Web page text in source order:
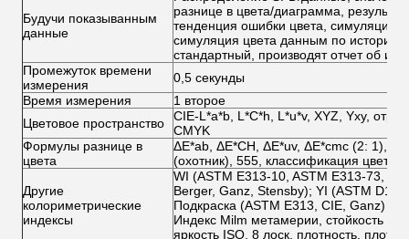
Будучи показыванным
данные
разнице в цвета/диаграмма,
тенденция ошибки цвета, симуляция
симуляция цвета данным по истории,
стандартный, производят отчет об
Промежуток времени
измерения
0,5 секунды
Время измерения
1 второе
Цветовое пространство
CIE-L*a*b, L*C*h, L*u*v, XYZ, Yxy,
CMYK
Формулы разнице в
цвета
ΔE*ab, ΔE*CH, ΔE*uv, ΔE*cmc (2: 1),
(охотник), 555, классификация цвета
Другие
колориметрические
индексы
WI (ASTM E313-10, ASTM E313-73,
Berger, Ganz, Stensby); YI (ASTM
Подкраска (ASTM E313, CIE, Ganz)
Индекс Milm метамерии, стойкость
яркость ISO, 8 лоск, плотность,